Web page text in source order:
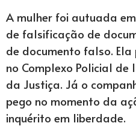
A mulher foi autuada
de falsificação de
de documento falso.
no Complexo Policial
da Justiça. Já o
pego no momento da
inquérito em liberdade.